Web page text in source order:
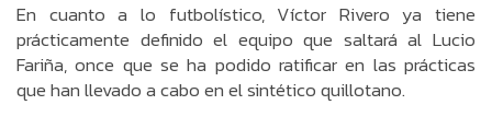
En cuanto a lo futbolístico, Víctor Rivero ya tiene
prácticamente definido el equipo que saltará al Lucio
Fariña, once que se ha podido ratificar en las prácticas
que han llevado a cabo en el sintético quillotano.